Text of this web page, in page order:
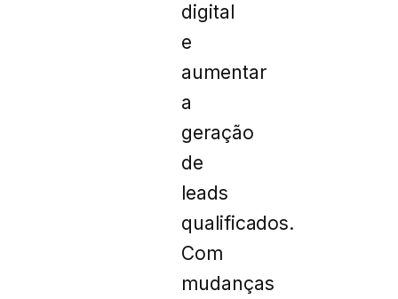
digital
e
aumentar
a
geração
de
leads
qualificados.
Com
mudanças